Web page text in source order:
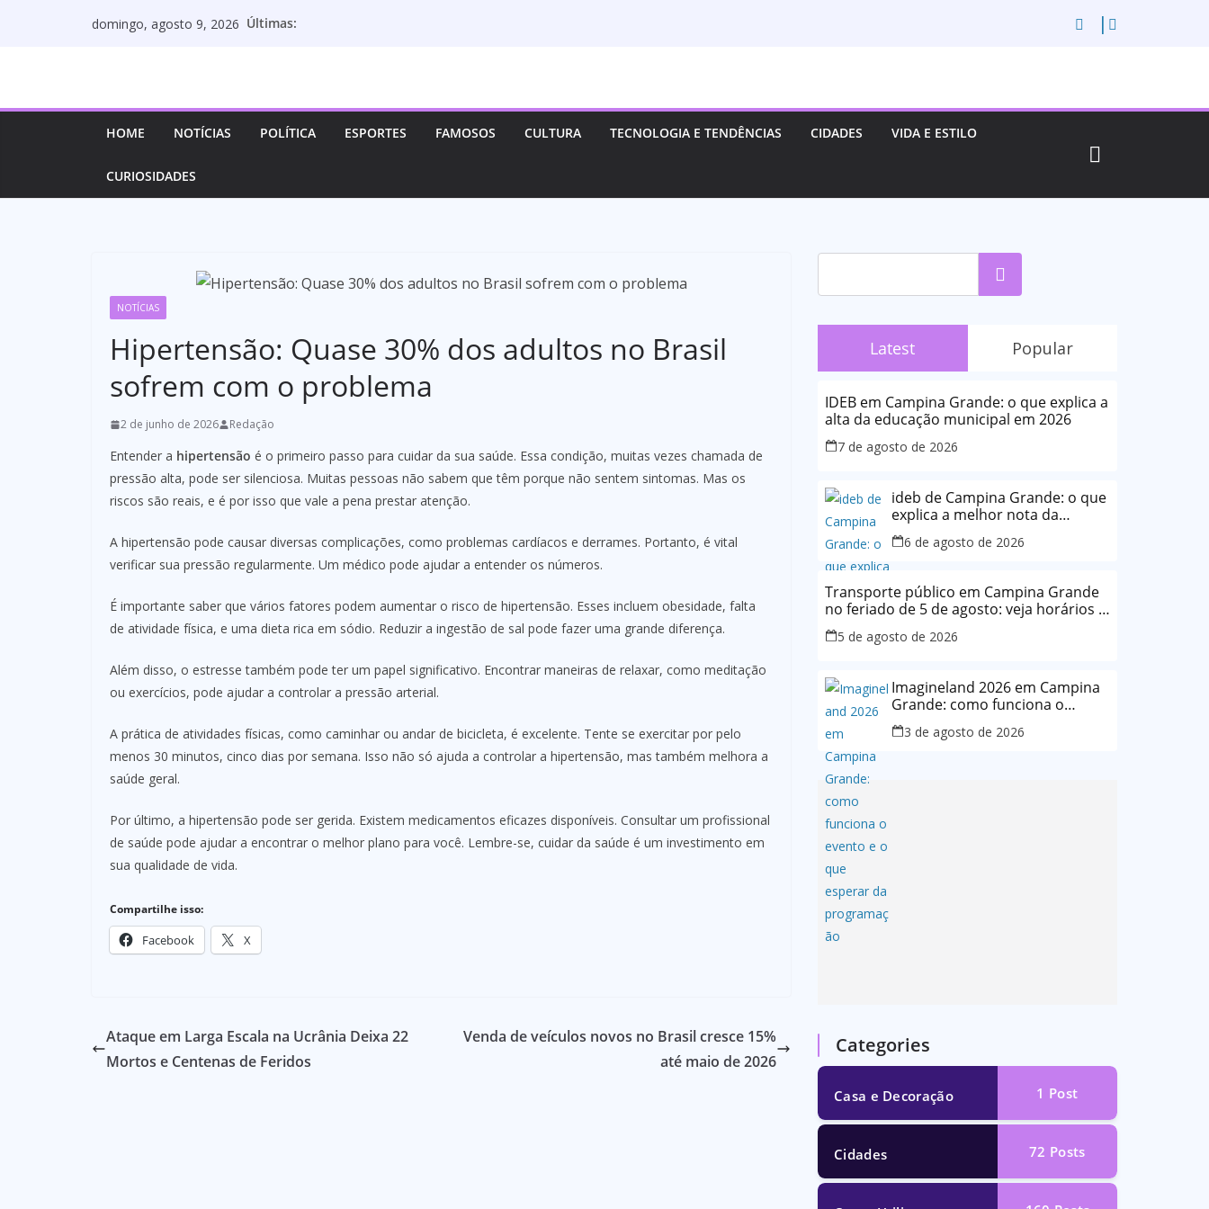
domingo, agosto 9, 2026 Últimas:
HOME NOTÍCIAS POLÍTICA ESPORTES FAMOSOS CULTURA TECNOLOGIA E TENDÊNCIAS CIDADES VIDA E ESTILO
CURIOSIDADES
NOTÍCIAS
Hipertensão: Quase 30% dos adultos no Brasil
sofrem com o problema
2 de junho de 2026 Redação
Entender a hipertensão é o primeiro passo para cuidar da sua saúde. Essa condição, muitas vezes chamada de
pressão alta, pode ser silenciosa. Muitas pessoas não sabem que têm porque não sentem sintomas. Mas os
riscos são reais, e é por isso que vale a pena prestar atenção.
A hipertensão pode causar diversas complicações, como problemas cardíacos e derrames. Portanto, é vital
verificar sua pressão regularmente. Um médico pode ajudar a entender os números.
É importante saber que vários fatores podem aumentar o risco de hipertensão. Esses incluem obesidade, falta
de atividade física, e uma dieta rica em sódio. Reduzir a ingestão de sal pode fazer uma grande diferença.
Além disso, o estresse também pode ter um papel significativo. Encontrar maneiras de relaxar, como meditação
ou exercícios, pode ajudar a controlar a pressão arterial.
A prática de atividades físicas, como caminhar ou andar de bicicleta, é excelente. Tente se exercitar por pelo
menos 30 minutos, cinco dias por semana. Isso não só ajuda a controlar a hipertensão, mas também melhora a
saúde geral.
Por último, a hipertensão pode ser gerida. Existem medicamentos eficazes disponíveis. Consultar um profissional
de saúde pode ajudar a encontrar o melhor plano para você. Lembre-se, cuidar da saúde é um investimento em
sua qualidade de vida.
Compartilhe isso:
Facebook X
Ataque em Larga Escala na Ucrânia Deixa 22
Mortos e Centenas de Feridos
Venda de veículos novos no Brasil cresce 15%
até maio de 2026
Pesquisar
Latest Popular
IDEB em Campina Grande: o que explica a
alta da educação municipal em 2026
7 de agosto de 2026
ideb de Campina Grande: o que
explica a melhor nota da
história da rede municipal
6 de agosto de 2026
Transporte público em Campina Grande
no feriado de 5 de agosto: veja horários e
o que muda
5 de agosto de 2026
Imagineland 2026 em Campina
Grande: como funciona o
evento e o que esperar da
programação
3 de agosto de 2026
Categories
Casa e Decoração 1 Post
Cidades 72 Posts